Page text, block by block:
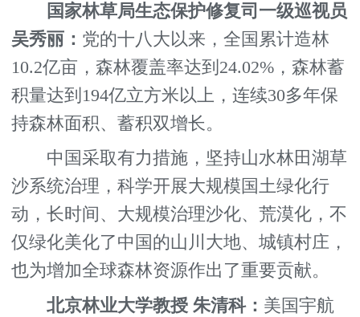
国家林草局生态保护修复司一级巡视员
吴秀丽： 党的十八大以来，全国累计造林
10.2亿亩，森林覆盖率达到24.02%，森林蓄
积量达到194亿立方米以上，连续30多年保
持森林面积、蓄积双增长。
中国采取有力措施，坚持山水林田湖草
沙系统治理，科学开展大规模国土绿化行
动，长时间、大规模治理沙化、荒漠化，不
仅绿化美化了中国的山川大地、城镇村庄，
也为增加全球森林资源作出了重要贡献。
北京林业大学教授 朱清科： 美国宇航